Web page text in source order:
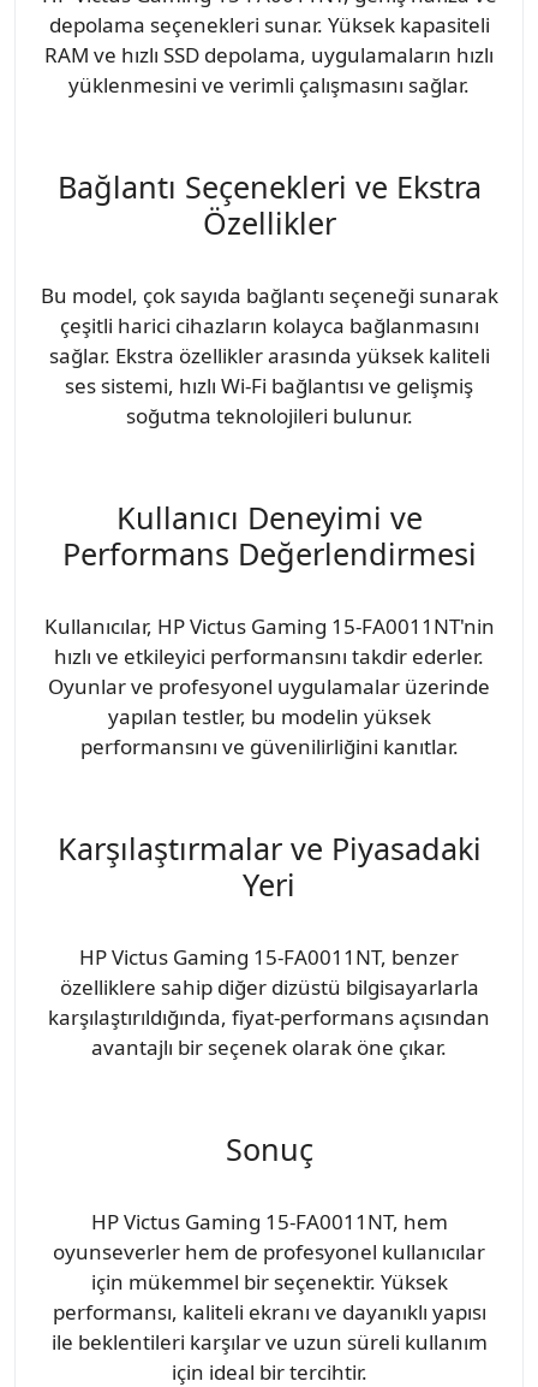
depolama seçenekleri sunar. Yüksek kapasiteli
RAM ve hızlı SSD depolama, uygulamaların hızlı
yüklenmesini ve verimli çalışmasını sağlar.
Bağlantı Seçenekleri ve Ekstra
Özellikler
Bu model, çok sayıda bağlantı seçeneği sunarak
çeşitli harici cihazların kolayca bağlanmasını
sağlar. Ekstra özellikler arasında yüksek kaliteli
ses sistemi, hızlı Wi-Fi bağlantısı ve gelişmiş
soğutma teknolojileri bulunur.
Kullanıcı Deneyimi ve
Performans Değerlendirmesi
Kullanıcılar, HP Victus Gaming 15-FA0011NT'nin
hızlı ve etkileyici performansını takdir ederler.
Oyunlar ve profesyonel uygulamalar üzerinde
yapılan testler, bu modelin yüksek
performansını ve güvenilirliğini kanıtlar.
Karşılaştırmalar ve Piyasadaki
Yeri
HP Victus Gaming 15-FA0011NT, benzer
özelliklere sahip diğer dizüstü bilgisayarlarla
karşılaştırıldığında, fiyat-performans açısından
avantajlı bir seçenek olarak öne çıkar.
Sonuç
HP Victus Gaming 15-FA0011NT, hem
oyunseverler hem de profesyonel kullanıcılar
için mükemmel bir seçenektir. Yüksek
performansı, kaliteli ekranı ve dayanıklı yapısı
ile beklentileri karşılar ve uzun süreli kullanım
için ideal bir tercihtir.